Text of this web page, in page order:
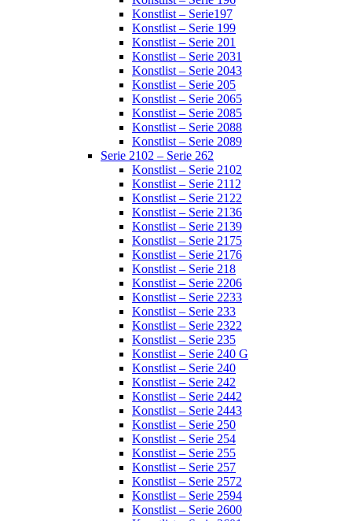
Konstlist – Serie197
Konstlist – Serie 199
Konstlist – Serie 201
Konstlist – Serie 2031
Konstlist – Serie 2043
Konstlist – Serie 205
Konstlist – Serie 2065
Konstlist – Serie 2085
Konstlist – Serie 2088
Konstlist – Serie 2089
Serie 2102 – Serie 262
Konstlist – Serie 2102
Konstlist – Serie 2112
Konstlist – Serie 2122
Konstlist – Serie 2136
Konstlist – Serie 2139
Konstlist – Serie 2175
Konstlist – Serie 2176
Konstlist – Serie 218
Konstlist – Serie 2206
Konstlist – Serie 2233
Konstlist – Serie 233
Konstlist – Serie 2322
Konstlist – Serie 235
Konstlist – Serie 240 G
Konstlist – Serie 240
Konstlist – Serie 242
Konstlist – Serie 2442
Konstlist – Serie 2443
Konstlist – Serie 250
Konstlist – Serie 254
Konstlist – Serie 255
Konstlist – Serie 257
Konstlist – Serie 2572
Konstlist – Serie 2594
Konstlist – Serie 2600